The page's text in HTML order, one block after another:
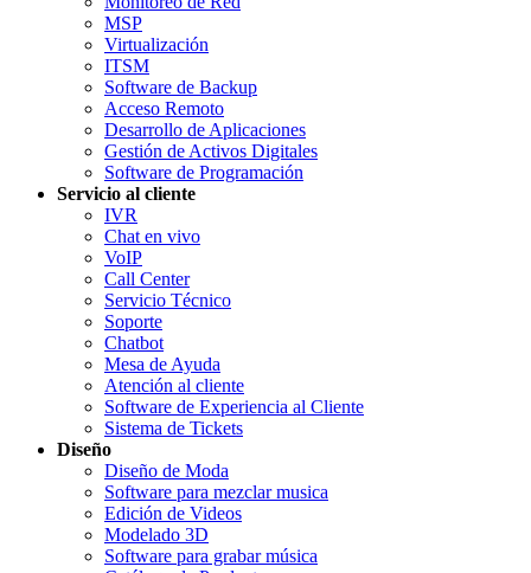
MSP
Virtualización
ITSM
Software de Backup
Acceso Remoto
Desarrollo de Aplicaciones
Gestión de Activos Digitales
Software de Programación
Servicio al cliente
IVR
Chat en vivo
VoIP
Call Center
Servicio Técnico
Soporte
Chatbot
Mesa de Ayuda
Atención al cliente
Software de Experiencia al Cliente
Sistema de Tickets
Diseño
Diseño de Moda
Software para mezclar musica
Edición de Videos
Modelado 3D
Software para grabar música